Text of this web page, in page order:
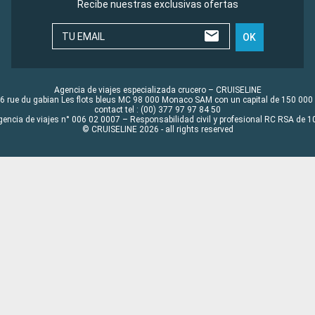
Recibe nuestras exclusivas ofertas
TU EMAIL OK
Agencia de viajes especializada crucero – CRUISELINE
rue du gabian Les flots bleus MC 98 000 Monaco SAM con un capital de 150 000
contact tel : (00) 377 97 97 84 50
de viajes n° 006 02 0007 – Responsabilidad civil y profesional RC RSA de
© CRUISELINE 2026 - all rights reserved